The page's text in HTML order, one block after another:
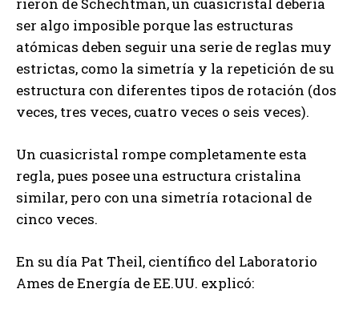
rieron de Schechtman, un cuasicristal debería
ser algo imposible porque las estructuras
atómicas deben seguir una serie de reglas muy
estrictas, como la simetría y la repetición de su
estructura con diferentes tipos de rotación (dos
veces, tres veces, cuatro veces o seis veces).
Un cuasicristal rompe completamente esta
regla, pues posee una estructura cristalina
similar, pero con una simetría rotacional de
cinco veces.
En su día Pat Theil, científico del Laboratorio
Ames de Energía de EE.UU. explicó: